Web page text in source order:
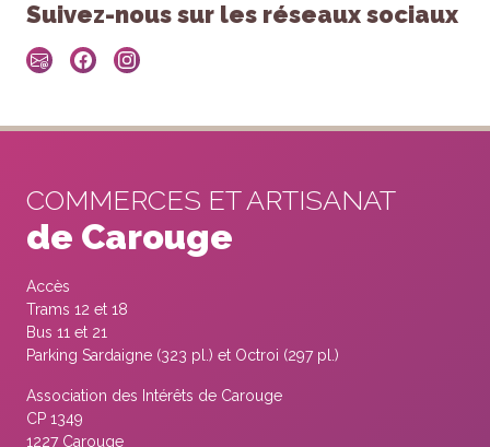
Suivez-nous sur les réseaux sociaux
COMMERCES ET ARTISANAT
de Carouge
Accès
Trams 12 et 18
Bus 11 et 21
Parking Sardaigne (323 pl.) et Octroi (297 pl.)
Association des Intérêts de Carouge
CP 1349
1227 Carouge